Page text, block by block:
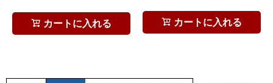
カートに入れる カートに入れる